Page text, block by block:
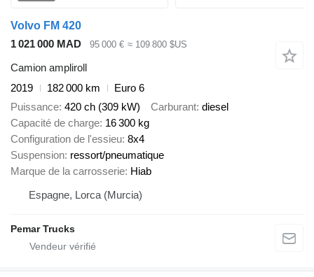
Volvo FM 420
1 021 000 MAD
95 000 € ≈ 109 800 $US
Camion ampliroll
2019
182 000 km
Euro 6
Puissance 420 ch (309 kW) Carburant diesel
Capacité de charge 16 300 kg
Configuration de l'essieu 8x4
Suspension ressort/pneumatique
Marque de la carrosserie Hiab
Espagne, Lorca (Murcia)
Pemar Trucks